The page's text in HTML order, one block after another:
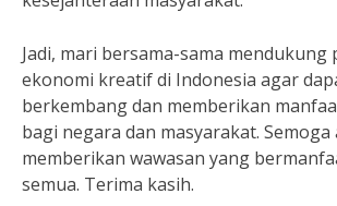
Jadi, mari bersama-sama mendukung
ekonomi kreatif di Indonesia agar
berkembang dan memberikan
bagi negara dan masyarakat.
memberikan wawasan yang
semua. Terima kasih.